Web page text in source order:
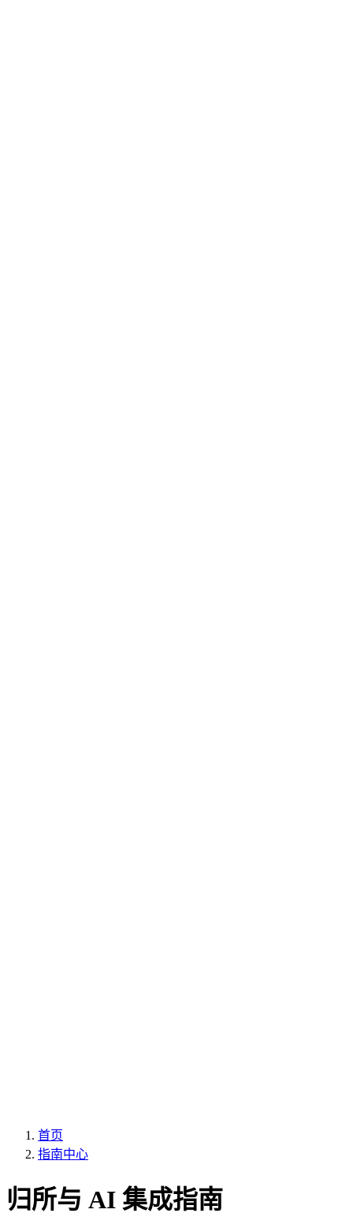
首页
指南中心
归所与 AI 集成指南